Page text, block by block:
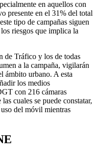
en aquellos con
presente en el 31% del total
tipo de campañas siguen
riesgos que implica la
de Tráfico y los de todas
a la campaña, vigilarán
ámbito urbano. A esta
los medios
con 216 cámaras
cuales se puede constatar,
del móvil mientras